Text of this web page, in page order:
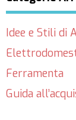
Idee e Stili di
Ferramenta
Guida